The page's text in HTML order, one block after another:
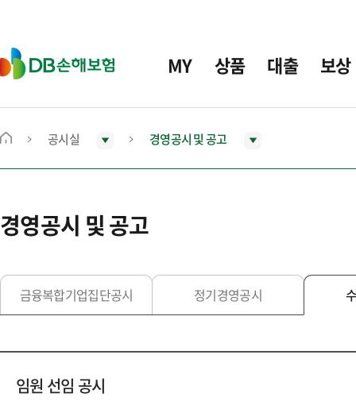
D
B
보
MY 상품 대출 보상
메
으
로
동
공시실 경영공시 및 공고
경영공시 및 공고
금융복합기업집단공시 정기경영공시
임원 선임 공시